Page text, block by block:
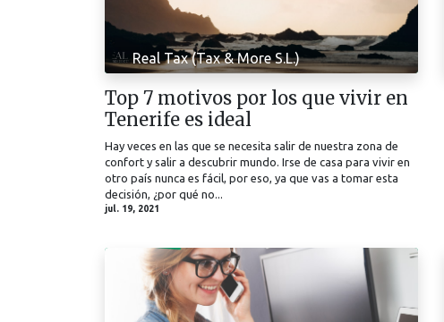
Real Tax (Tax & More S.L.)
Top 7 motivos por los que vivir en
Tenerife es ideal
Hay veces en las que se necesita salir de nuestra zona de
confort y salir a descubrir mundo. Irse de casa para vivir en
otro país nunca es fácil, por eso, ya que vas a tomar esta
decisión, ¿por qué no...
jul. 19, 2021